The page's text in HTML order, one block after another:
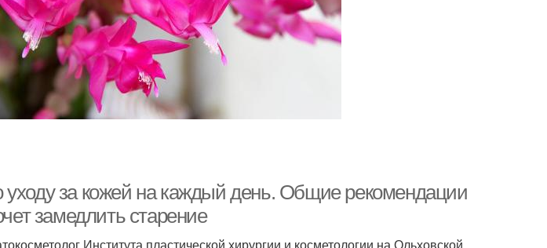
уходу за кожей на каждый день. Общие рекомендации
замедлить старение